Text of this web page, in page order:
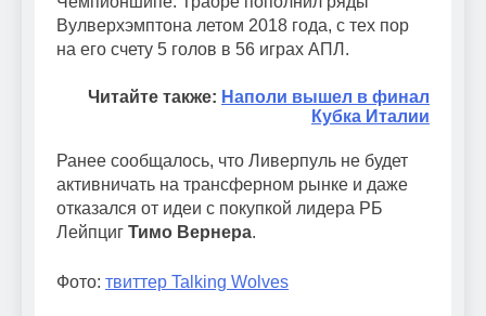
Вулверхэмптона летом 2018 года, с тех пор
на его счету 5 голов в 56 играх АПЛ.
Читайте также: Наполи вышел в финал
Кубка Италии
Ранее сообщалось, что Ливерпуль не будет
активничать на трансферном рынке и даже
отказался от идеи с покупкой лидера РБ
Лейпциг Тимо Вернера.
Фото: твиттер Talking Wolves